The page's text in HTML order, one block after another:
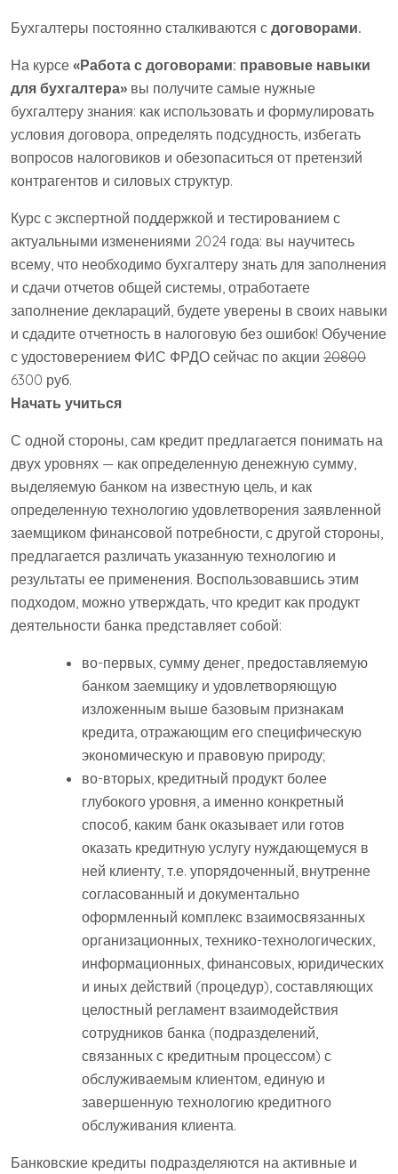
Бухгалтеры постоянно сталкиваются с договорами.
На курсе «Работа с договорами: правовые навыки
для бухгалтера» вы получите самые нужные
бухгалтеру знания: как использовать и формулировать
условия договора, определять подсудность, избегать
вопросов налоговиков и обезопаситься от претензий
контрагентов и силовых структур.
Курс с экспертной поддержкой и тестированием с
актуальными изменениями 2024 года: вы научитесь
всему, что необходимо бухгалтеру знать для заполнения
и сдачи отчетов общей системы, отработаете
заполнение деклараций, будете уверены в своих навыки
и сдадите отчетность в налоговую без ошибок! Обучение
с удостоверением ФИС ФРДО сейчас по акции 20800
6300 руб.
Начать учиться
С одной стороны, сам кредит предлагается понимать на
двух уровнях — как определенную денежную сумму,
выделяемую банком на известную цель, и как
определенную технологию удовлетворения заявленной
заемщиком финансовой потребности, с другой стороны,
предлагается различать указанную технологию и
результаты ее применения. Воспользовавшись этим
подходом, можно утверждать, что кредит как продукт
деятельности банка представляет собой:
во-первых, сумму денег, предоставляемую
банком заемщику и удовлетворяющую
изложенным выше базовым признакам
кредита, отражающим его специфическую
экономическую и правовую природу;
во-вторых, кредитный продукт более
глубокого уровня, а именно конкретный
способ, каким банк оказывает или готов
оказать кредитную услугу нуждающемуся в
ней клиенту, т.е. упорядоченный, внутренне
согласованный и документально
оформленный комплекс взаимосвязанных
организационных, технико-технологических,
информационных, финансовых, юридических
и иных действий (процедур), составляющих
целостный регламент взаимодействия
сотрудников банка (подразделений,
связанных с кредитным процессом) с
обслуживаемым клиентом, единую и
завершенную технологию кредитного
обслуживания клиента.
Банковские кредиты подразделяются на активные и